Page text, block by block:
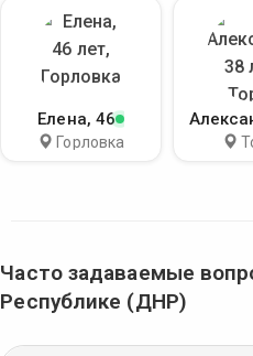
Елена, 46
Горловка
Часто задаваемые
Республике (ДНР)